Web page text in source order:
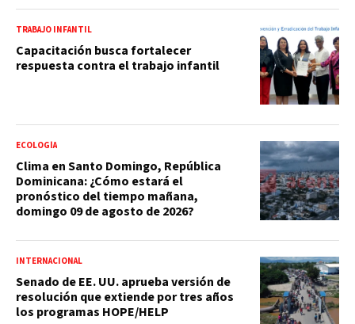
TRABAJO INFANTIL
Capacitación busca fortalecer
respuesta contra el trabajo infantil
ECOLOGÍA
Clima en Santo Domingo, República
Dominicana: ¿Cómo estará el
pronóstico del tiempo mañana,
domingo 09 de agosto de 2026?
INTERNACIONAL
Senado de EE. UU. aprueba versión de
resolución que extiende por tres años
los programas HOPE/HELP